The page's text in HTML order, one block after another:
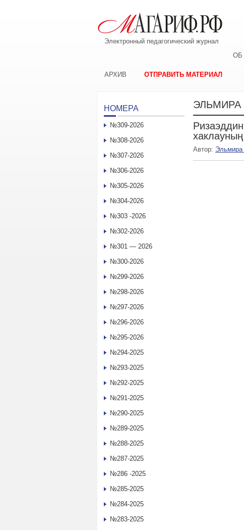
Электронный педагогический журнал
ОБ
АРХИВ ОТПРАВИТЬ МАТЕРИАЛ
ЭЛЬМИРА
Автор:
НОМЕРА
№309-2026
№308-2026
№307-2026
№306-2026
№305-2026
№304-2026
№303 -2026
№302-2026
№301 — 2026
№300-2026
№299-2026
№298-2026
№297-2026
№296-2026
№295-2026
№294-2025
№293-2025
№292-2025
№291-2025
№290-2025
№289-2025
№288-2025
№287-2025
№286 -2025
№285-2025
№284-2025
№283-2025